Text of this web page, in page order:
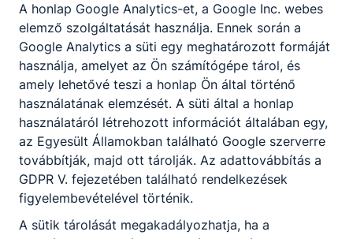
ismeri, kezeli és karbantartja a
munkafolyamatainak végrehajtásához
szükséges szerszámokat, gépeket,
berendezéseket;
járművek vagy alkatrészeinek ellenőrzése,
minősítése, feltárt hiba esetén a javítás
és/vagy a csere elvégzése;
a gyártási folyamatban minőségellenőrzést
végez, ellenőrzi a gyártósorról lekerülő
gépjárművek minőségét és üzembe helyezi
a járműveket;
munkája során speciális diagnosztikai,
A honlap Google Analytics-et, a Google Inc. webes
elemző szolgáltatását használja. Ennek során a
Google Analytics a süti egy meghatározott formáját
használja, amelyet az Ön számítógépe tárol, és
amely lehetővé teszi a honlap Ön által történő
használatának elemzését. A süti által a honlap
használatáról létrehozott információt általában egy,
az Egyesült Államokban található Google szerverre
továbbítják, majd ott tárolják. Az adattovábbítás a
GDPR V. fejezetében található rendelkezések
figyelembevételével történik.
A sütik tárolását megakadályozhatja, ha a